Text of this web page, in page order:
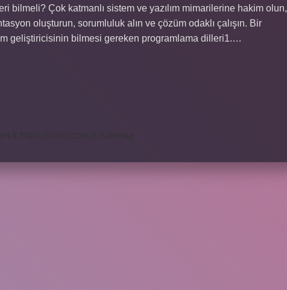
bilmeli? Çok katmanlı sistem ve yazılım mimarilerine hakim olun,
oluşturun, sorumluluk alın ve çözüm odaklı çalışın. Bir
geliştiricisinin bilmesi gereken programlama dilleri1.…